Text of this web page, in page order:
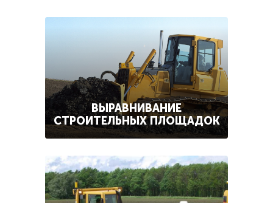
ВЫРАВНИВАНИЕ
СТРОИТЕЛЬНЫХ ПЛОЩАДОК